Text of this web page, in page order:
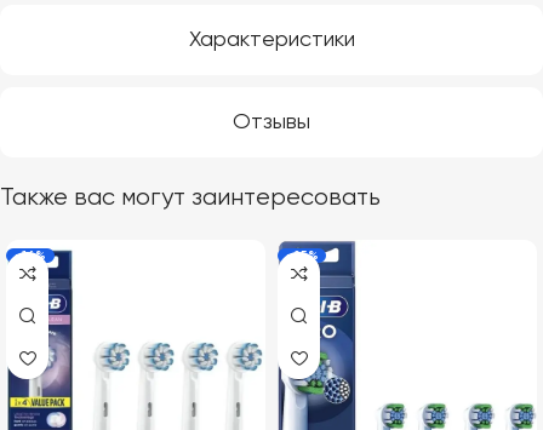
Характеристики
Отзывы
Также вас могут заинтересовать
-16% -25%